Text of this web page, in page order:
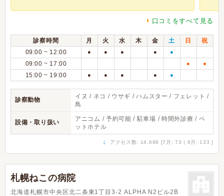
口コミをすべて見る
診察時間 月 火 水 木 金 土 日
祝
09:00 ~ 12:00
● ● ● ● ●
09:00 ~ 17:00 ● ●
15:00 ~ 19:00 ● ● ● ● ●
診察動物
イヌ / ネコ / ウサギ / ハムスター / フェレット /
鳥
設備・取り扱い
アニコム / 予約可能 / 駐車場 / 時間外診療 / ペ
ットホテル
↓ アクセス数: 14,698 [7月: 73 | 6月: 133 ]
札幌ねこの病院
北海道札幌市中央区北二条東1丁目3-2 ALPHA N2ビル2B